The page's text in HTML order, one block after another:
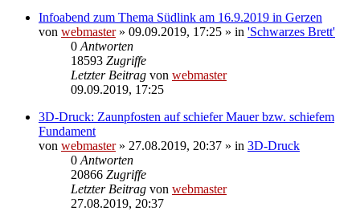
Infoabend zum Thema Südlink am 16.9.2019 in Gerzen
von webmaster» 09.09.2019, 17:25 » in 'Schwarzes Brett'
0 Antworten
18593 Zugriffe
Letzter Beitrag von webmaster
09.09.2019, 17:25
3D-Druck: Zaunpfosten auf schiefer Mauer bzw. schiefem
Fundament
von webmaster» 27.08.2019, 20:37 » in 3D-Druck
0 Antworten
20866 Zugriffe
Letzter Beitrag von webmaster
27.08.2019, 20:37